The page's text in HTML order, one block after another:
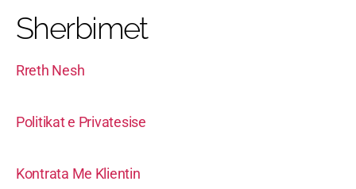
Sherbimet
Rreth Nesh
Politikat e Privatesise
Kontrata Me Klientin